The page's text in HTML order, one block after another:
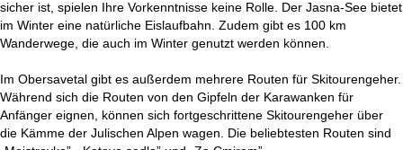
sicher ist, spielen Ihre Vorkenntnisse keine Rolle. Der Jasna-See bietet
im Winter eine natürliche Eislaufbahn. Zudem gibt es 100 km
Wanderwege, die auch im Winter genutzt werden können.
Im Obersavetal gibt es außerdem mehrere Routen für Skitourengeher.
Während sich die Routen von den Gipfeln der Karawanken für
Anfänger eignen, können sich fortgeschrittene Skitourengeher über
die Kämme der Julischen Alpen wagen. Die beliebtesten Routen sind